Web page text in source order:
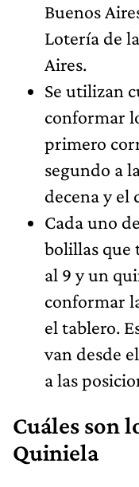
Buenos
Lotería de
Aires.
Se utilizan
conformar
primero
segundo a
decena y el
Cada uno
bolillas que
al 9 y un
conformar
el tablero.
van desde
a las
Cuáles son
Quiniela